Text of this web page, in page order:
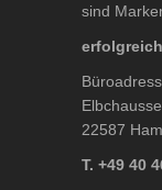
sind
22587
T. +49 40